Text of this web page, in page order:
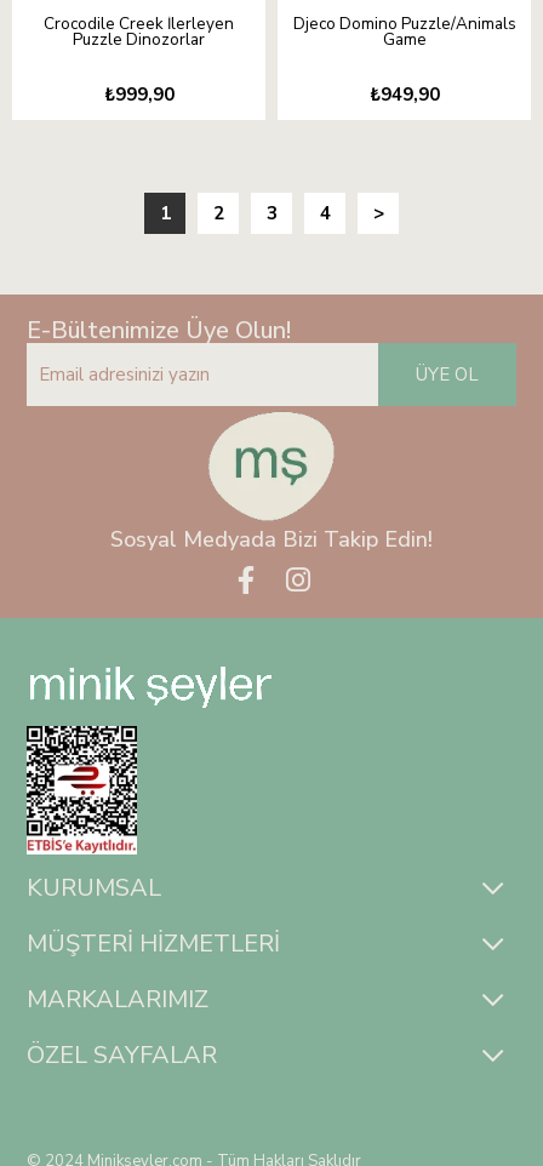
Crocodile Creek İlerleyen
Puzzle Dinozorlar
₺999,90
Djeco Domino Puzzle/Animals
Game
₺949,90
1 2 3 4 >
E-Bültenimize Üye Olun!
ÜYE OL
Sosyal Medyada Bizi Takip Edin!
KURUMSAL
MÜŞTERİ HİZMETLERİ
MARKALARIMIZ
ÖZEL SAYFALAR
© 2024 Minikseyler.com - Tüm Hakları Saklıdır